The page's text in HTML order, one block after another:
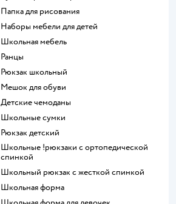
Папка для рисования
Наборы мебели для детей
Школьная мебель
Ранцы
Рюкзак школьный
Мешок для обуви
Детские чемоданы
Школьные сумки
Рюкзак детский
Школьные !рюкзаки с ортопедической
спинкой
Школьный рюкзак с жесткой спинкой
Школьная форма